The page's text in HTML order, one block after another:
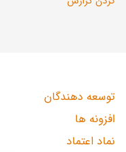
توسعه دهندگان
افزونه ها
نماد اعتماد